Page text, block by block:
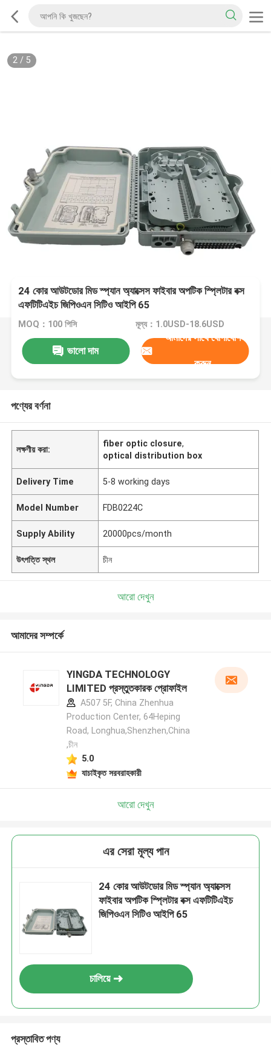
2/ 5
24 কোর আউটডোর মিড স্প্যান অ্যাক্সেস ফাইবার অপটিক স্প্লিটার বক্স
এফটিটিএইচ জিপিওএন সিটিও আইপি 65
MOQ：100 পিসি মূল্য：1.0USD-18.6USD
ভালো দাম
আমাদের সাথে যোগাযোগ
করুন
পণ্যের বর্ণনা
লক্ষণীয় করা:
fiber optic closure,
optical distribution box
Delivery Time 5-8 working days
Model Number FDB0224C
Supply Ability 20000pcs/month
উৎপত্তি স্থল চীন
আরো দেখুন
আমাদের সম্পর্কে
YINGDA TECHNOLOGY
LIMITED প্রস্তুতকারক প্রোফাইল
A507 5F, China Zhenhua
Production Center, 64Heping
Road, Longhua,Shenzhen,China
,চীন
5.0
যাচাইকৃত সরবরাহকারী
আরো দেখুন
এর সেরা মূল্য পান
24 কোর আউটডোর মিড স্প্যান অ্যাক্সেস
ফাইবার অপটিক স্প্লিটার বক্স এফটিটিএইচ
জিপিওএন সিটিও আইপি 65
চালিয়ে
প্রস্তাবিত পণ্য